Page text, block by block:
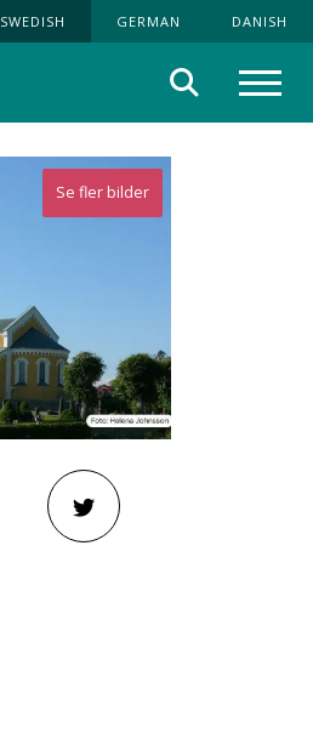
SWEDISH GERMAN DANISH
Sök
Se fler bilder